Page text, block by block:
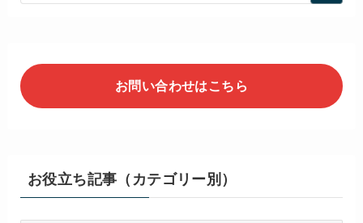
お問い合わせはこちら
お役立ち記事（カテゴリー別）